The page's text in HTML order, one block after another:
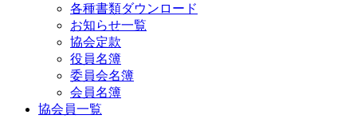
各種書類ダウンロード
お知らせ一覧
協会定款
役員名簿
委員会名簿
会員名簿
協会員一覧